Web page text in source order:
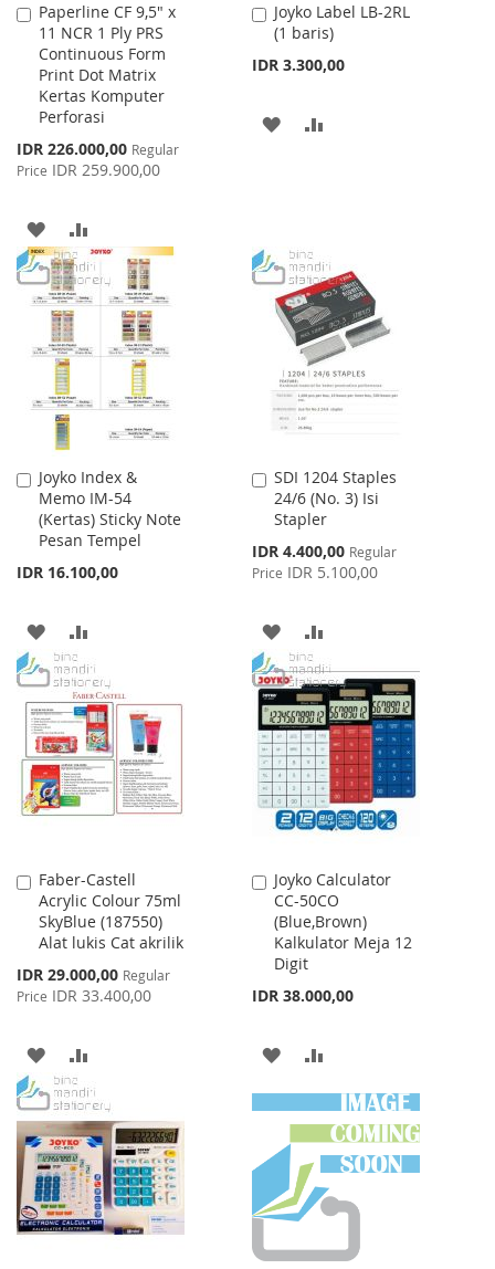
Paperline CF 9,5" x
11 NCR 1 Ply PRS
Continuous Form
Print Dot Matrix
Kertas Komputer
Perforasi
Special
Price
IDR 226.000,00 Regular
Price IDR 259.900,00
Add
to
Cart
ADD
TO
WISH
LIST
TO
COMPARE
Joyko Label LB-2RL
(1 baris)
IDR 3.300,00
Add
to
Cart
ADD
Joyko Index &
Memo IM-54
(Kertas) Sticky Note
Pesan Tempel
IDR 16.100,00
Add
to
Cart
ADD
TO
WISH
LIST
TO
COMPARE
SDI 1204 Staples
24/6 (No. 3) Isi
Stapler
Special
Price
IDR 4.400,00 Regular
Price IDR 5.100,00
Add
to
Cart
ADD
TO
WISH
LIST
TO
COMPARE
Faber-Castell
Acrylic Colour 75ml
SkyBlue (187550)
Alat lukis Cat akrilik
Special
Price
IDR 29.000,00 Regular
Price IDR 33.400,00
Add
to
Cart
ADD
TO
WISH
LIST
TO
COMPARE
Joyko Calculator
CC-50CO
(Blue,Brown)
Kalkulator Meja 12
Digit
IDR 38.000,00
Add
to
Cart
ADD
TO
WISH
LIST
TO
COMPARE